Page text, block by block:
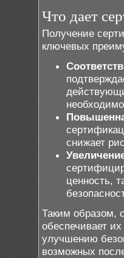
Что дает
Получение
ключевых
снижает
ценность,
Таким образом,
обеспечивает
улучшению
возможных